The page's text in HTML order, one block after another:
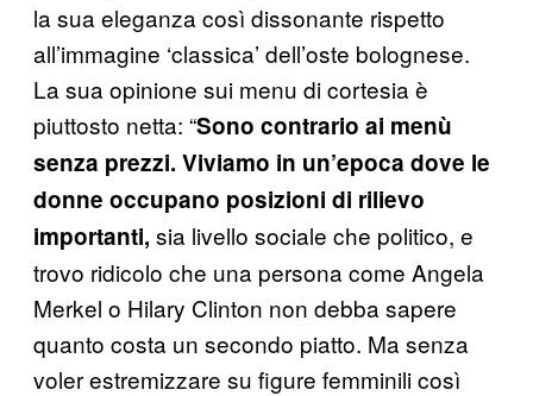
la sua eleganza così dissonante rispetto
all’immagine ‘classica’ dell’oste bolognese.
La sua opinione sui menu di cortesia è
piuttosto netta: “Sono contrario ai menù
senza prezzi. Viviamo in un’epoca dove le
donne occupano posizioni di rilievo
importanti, sia livello sociale che politico, e
trovo ridicolo che una persona come Angela
Merkel o Hilary Clinton non debba sapere
quanto costa un secondo piatto. Ma senza
voler estremizzare su figure femminili così